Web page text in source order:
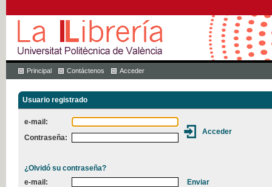
Principal Contáctenos Acceder
Usuario registrado
e-mail:
Contraseña:
¿Olvidó su contraseña?
e-mail: